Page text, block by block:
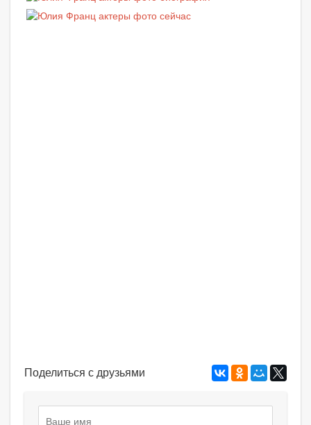
Поделиться с друзьями